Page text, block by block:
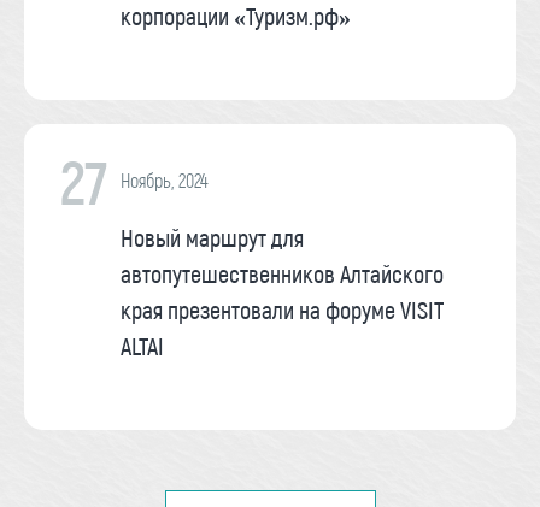
корпорации «Туризм.рф»
27 Ноябрь, 2024
Новый маршрут для
автопутешественников Алтайского
края презентовали на форуме VISIT
ALTAI